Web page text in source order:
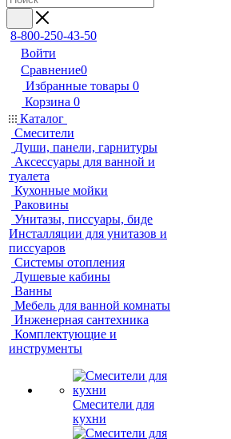
8-800-250-43-50
Войти
Сравнение0
Избранные товары 0
Корзина 0
Каталог
Смесители
Души, панели, гарнитуры
Аксессуары для ванной и
туалета
Кухонные мойки
Раковины
Унитазы, писсуары, биде
Инсталляции для унитазов и
писсуаров
Системы отопления
Душевые кабины
Ванны
Мебель для ванной комнаты
Инженерная сантехника
Комплектующие и
инструменты
Смесители для
кухни